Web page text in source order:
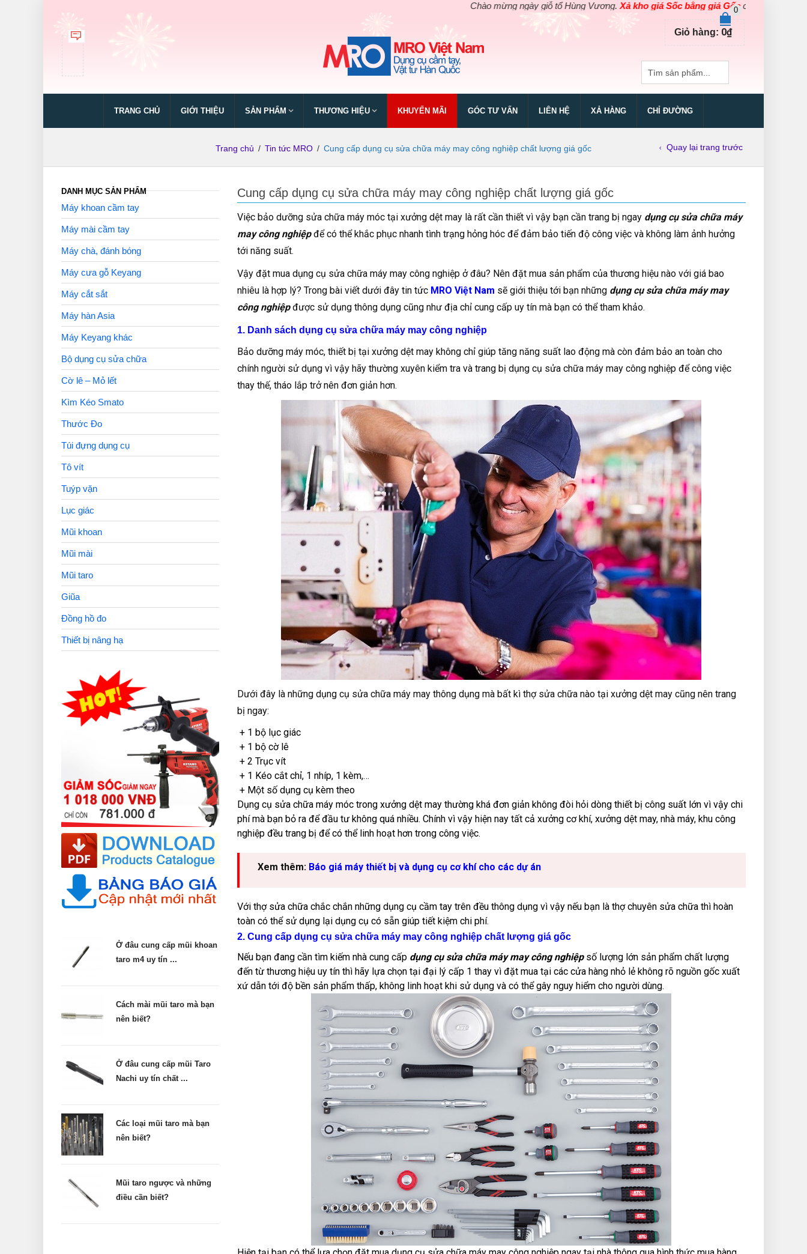
Chào mừng ngày giỗ tổ Hùng Vương.Xả kho giá Sốc bằng giá Gốccho các sản phẩm dụng cụ
0
Giỏ hàng: 0₫
TRANG CHỦ GIỚI THIỆU SẢN PHẨM THƯƠNG HIỆU KHUYẾN MÃI GÓC TƯ VẤN LIÊN HỆ XẢ HÀNG CHỈ ĐƯỜNG
Trang chủ / Tin tức MRO / Cung cấp dụng cụ sửa chữa máy may công nghiệp chất lượng giá gốc Quay lại trang trước
Cung cấp dụng cụ sửa chữa máy may công nghiệp chất lượng giá gốc
Việc bảo dưỡng sửa chữa máy móc tại xưởng dệt may là rất cần thiết vì vậy bạn cần trang bị ngay dụng cụ sửa chữa máy
may công nghiệpđể có thể khắc phục nhanh tình trạng hỏng hóc để đảm bảo tiến độ công việc và không làm ảnh hưởng
tới năng suất.
Vậy đặt mua dụng cụ sửa chữa máy may công nghiệp ở đâu? Nên đặt mua sản phẩm của thương hiệu nào với giá bao
nhiêu là hợp lý? Trong bài viết dưới đây tin tức MRO Việt Nam sẽ giới thiệu tới bạn những dụng cụ sửa chữa máy may
công nghiệpđược sử dụng thông dụng cũng như địa chỉ cung cấp uy tín mà bạn có thể tham khảo.
1. Danh sách dụng cụ sửa chữa máy may công nghiệp
Bảo dưỡng máy móc, thiết bị tại xưởng dệt may không chỉ giúp tăng năng suất lao động mà còn đảm bảo an toàn cho
chính người sử dụng vì vậy hãy thường xuyên kiểm tra và trang bị dụng cụ sửa chữa máy may công nghiệp để công việc
thay thế, tháo lắp trở nên đơn giản hơn.
Dưới đây là những dụng cụ sửa chữa máy may thông dụng mà bất kì thợ sửa chữa nào tại xưởng dệt may cũng nên trang
bị ngay:
+ 1 bộ lục giác
+ 1 bộ cờ lê
+ 2 Trục vít
+ 1 Kéo cắt chỉ, 1 nhíp, 1 kèm,…
+ Một số dụng cụ kèm theo
Dụng cụ sửa chữa máy móc trong xưởng dệt may thường khá đơn giản không đòi hỏi dòng thiết bị công suất lớn vì vậy chi
phí mà bạn bỏ ra để đầu tư không quá nhiều. Chính vì vậy hiện nay tất cả xưởng cơ khí, xưởng dệt may, nhà máy, khu công
nghiệp đều trang bị để có thể linh hoạt hơn trong công việc.
Xem thêm:Báo giá máy thiết bị và dụng cụ cơ khí cho các dự án
Với thợ sửa chữa chắc chắn những dụng cụ cầm tay trên đều thông dụng vì vậy nếu bạn là thợ chuyên sửa chữa thì hoàn
toàn có thể sử dụng lại dụng cụ có sẵn giúp tiết kiệm chi phí.
2. Cung cấp dụng cụ sửa chữa máy may công nghiệp chất lượng giá gốc
Nếu bạn đang cần tìm kiếm nhà cung cấp dụng cụ sửa chữa máy may công nghiệpsố lượng lớn sản phẩm chất lượng
đến từ thương hiệu uy tín thì hãy lựa chọn tại đại lý cấp 1 thay vì đặt mua tại các cửa hàng nhỏ lẻ không rõ nguồn gốc xuất
xứ dẫn tới độ bền sản phẩm thấp, không linh hoạt khi sử dụng và có thể gây nguy hiểm cho người dùng.
DANH MỤC SẢN PHẨM
Máy khoan cầm tay
Máy mài cầm tay
Máy chà, đánh bóng
Máy cưa gỗ Keyang
Máy cắt sắt
Máy hàn Asia
Máy Keyang khác
Bộ dụng cụ sửa chữa
Cờ lê – Mỏ lết
Kìm Kéo Smato
Thước Đo
Túi đựng dụng cụ
Tô vít
Tuýp vặn
Lục giác
Mũi khoan
Mũi mài
Mũi taro
Giũa
Đồng hồ đo
Thiết bị nâng hạ
Ở đâu cung cấp mũi khoan
taro m4 uy tín ...
Cách mài mũi taro mà bạn
nên biết?
Ở đâu cung cấp mũi Taro
Nachi uy tín chất ...
Các loại mũi taro mà bạn
nên biết?
Mũi taro ngược và những
điều cần biết?